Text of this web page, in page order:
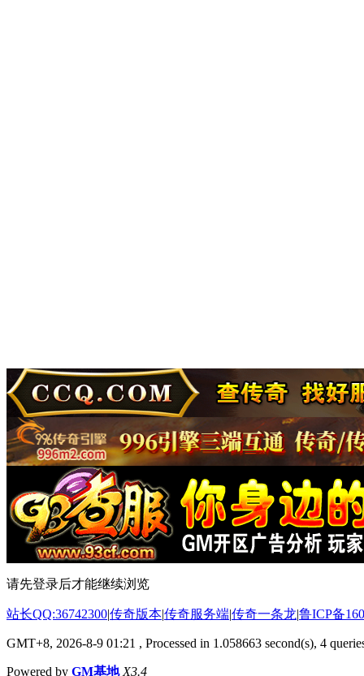
请先登录后才能继续浏览
站长QQ:36742300|传奇版本|传奇服务端|传奇一条龙|鲁ICP备
GMT+8, 2026-8-9 01:21 , Processed in 1.058663 second(s), 4
Powered by GM基地 X3.4